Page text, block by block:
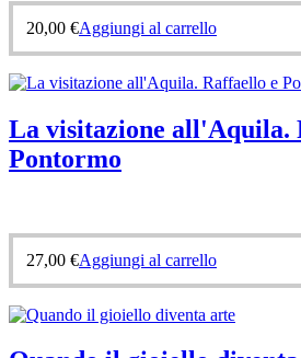
20,00 €Aggiungi al carrello
La visitazione all'Aquila.
Pontormo
27,00 €Aggiungi al carrello